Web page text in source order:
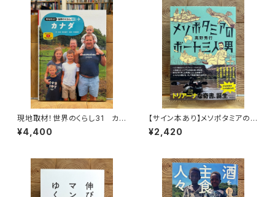
現地取材！世界のくらし31 カナ
ダ
¥4,400
【サイン本あり】メソポタミアの
ボート三人男
¥2,420